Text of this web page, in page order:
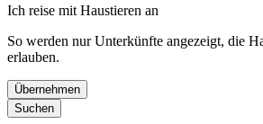
Ich reise mit Haustieren an
So werden nur Unterkünfte angezeigt, die
erlauben.
Übernehmen
Suchen